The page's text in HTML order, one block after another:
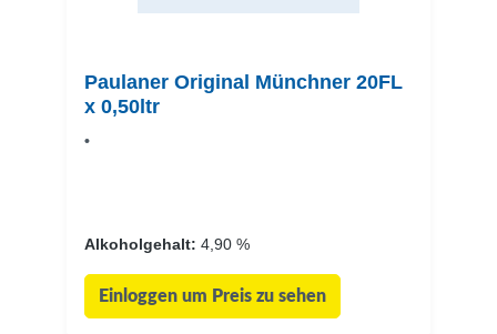
Paulaner Original Münchner 20FL
x 0,50ltr
•
Alkoholgehalt: 4,90 %
Einloggen um Preis zu sehen